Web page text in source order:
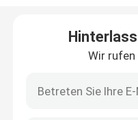
8 Tonnen schwerer
Wir rufen